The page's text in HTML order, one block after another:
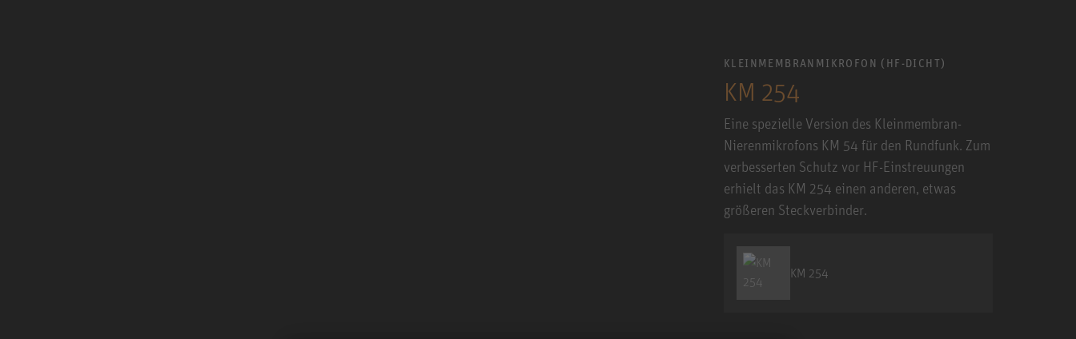
KLEINMEMBRANMIKROFON (HF-DICHT)
KM 254
Eine spezielle Version des Kleinmembran-
Nierenmikrofons KM 54 für den Rundfunk. Zum
verbesserten Schutz vor HF-Einstreuungen
erhielt das KM 254 einen anderen, etwas
größeren Steckverbinder.
KM 254